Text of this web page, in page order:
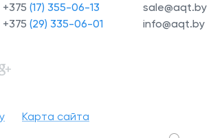
+375 (17) 355-06-13
+375 (29) 335-06-01
sale@aqt.by
info@aqt.by
Карта сайта